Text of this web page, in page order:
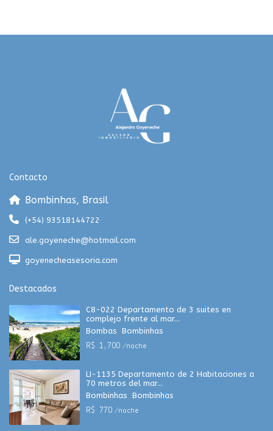
Contacto
Bombinhas, Brasil
(+54) 93518144722
ale.goyeneche@hotmail.com
goyenecheasesoria.com
Destacados
C8-022 Departamento de 3 suites en
complejo frente al mar...
Bombas, Bombinhas
R$ 1,700/noche
LI-1135 Departamento de 2 Habitaciones a
70 metros del mar...
Bombinhas Bombinhas
R$ 770/noche